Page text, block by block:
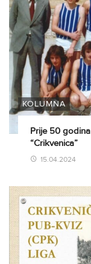
KOLUMNA
Prije 50
“Crikvenica”
15.04.2024